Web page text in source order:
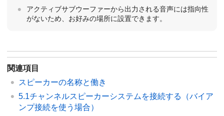
アクティブサブウーファーから出力される音声には指向性
がないため、お好みの場所に設置できます。
関連項目
スピーカーの名称と働き
5.1チャンネルスピーカーシステムを接続する（バイア
ンプ接続を使う場合）